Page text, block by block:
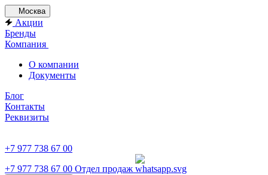
Москва
Акции
Бренды
Компания
О компании
Документы
Блог
Контакты
Реквизиты
+7 977 738 67 00
+7 977 738 67 00 Отдел продаж